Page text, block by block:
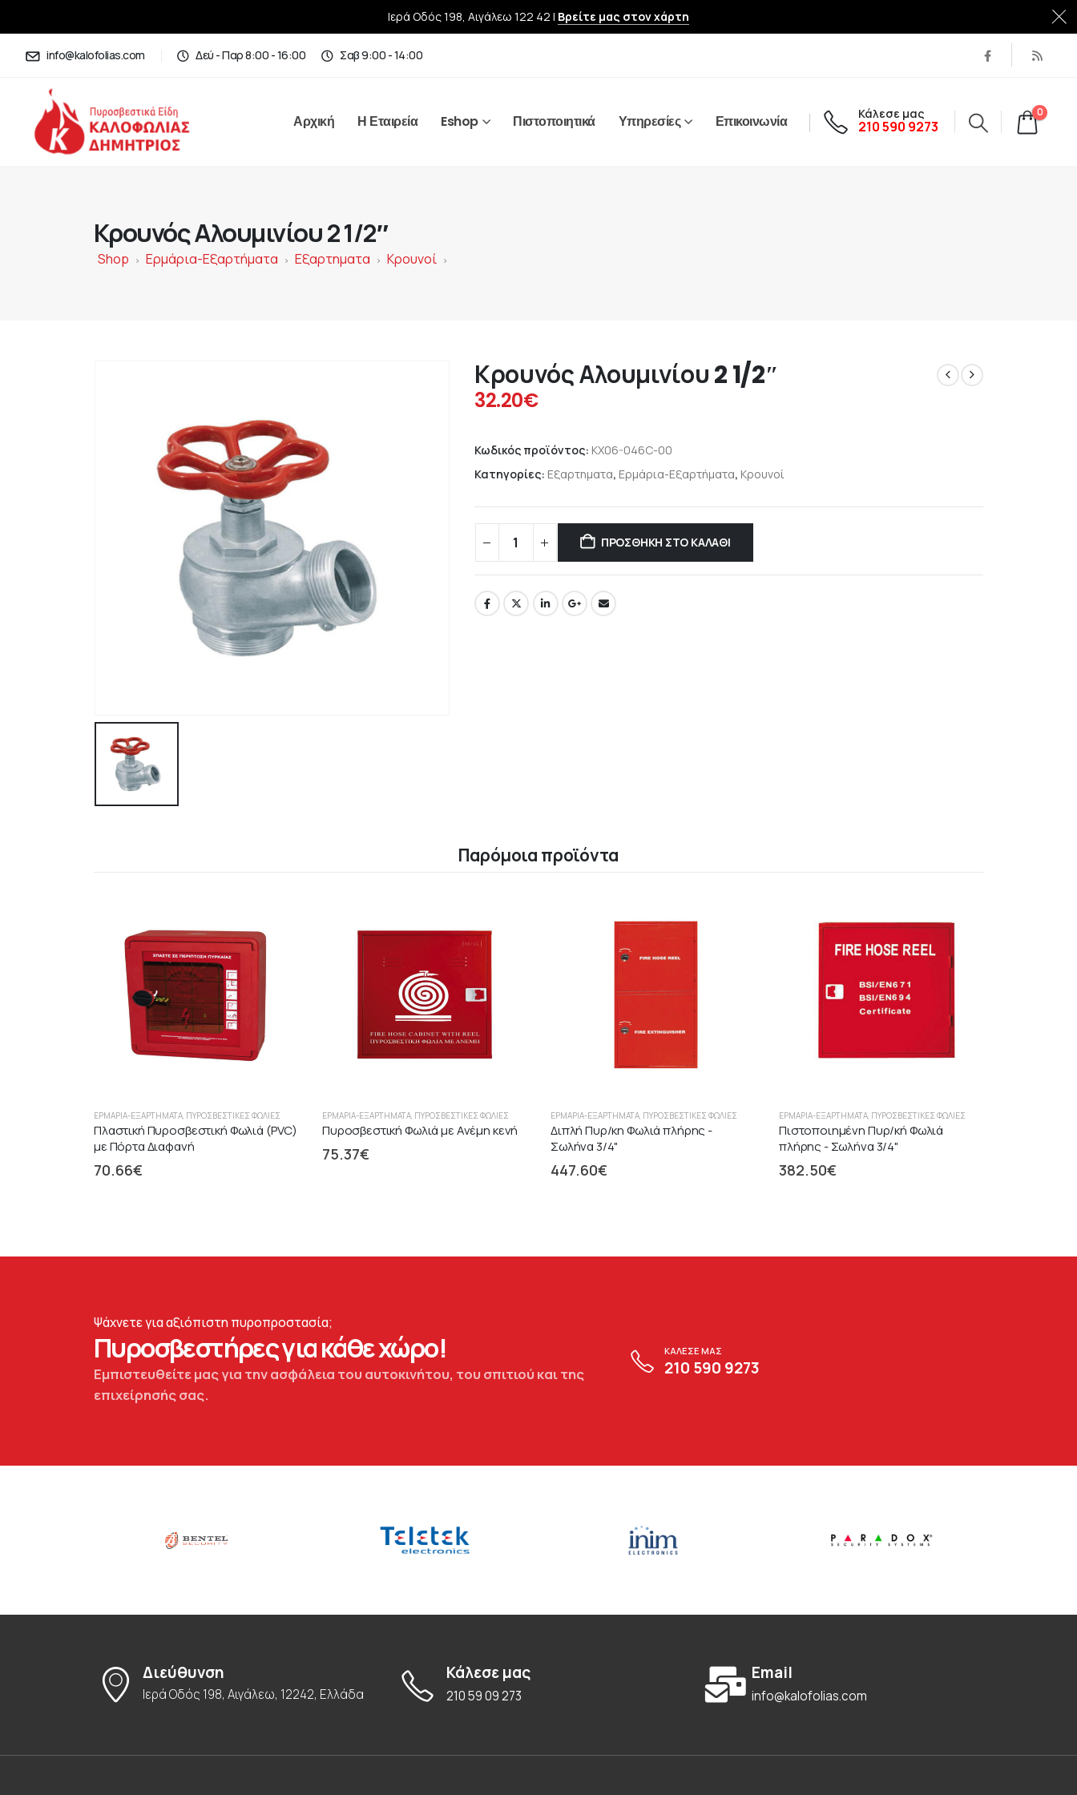
Ιερά Οδός 198, Αιγάλεω 122 42 | Βρείτε μας στον χάρτη
info@kalofolias.com Δεύ - Παρ 8:00 - 16:00 Σαβ 9:00 - 14:00
Αρχική Η Εταιρεία Eshop Πιστοποιητικά Υπηρεσίες Επικοινωνία Κάλεσε μας
210 590 9273
0
Κρουνός Αλουμινίου 2 1/2″
Shop > Ερμάρια-Εξαρτήματα > Εξαρτηματα > Κρουνοί >
Κρουνός Αλουμινίου 2 1/2″
32.20€
Κωδικός προϊόντος: KX06-046C-00
Κατηγορίες: Εξαρτηματα, Ερμάρια-Εξαρτήματα, Κρουνοί
ΠΡΟΣΘΉΚΗ ΣΤΟ ΚΑΛΆΘΙ
Παρόμοια προϊόντα
ΕΡΜΆΡΙΑ-ΕΞΑΡΤΉΜΑΤΑ ΠΥΡΟΣΒΕΣΤΙΚΈΣ ΦΩΛΙΈΣ
Πλαστική Πυροσβεστική Φωλιά (PVC)
με Πόρτα Διαφανή
70.66€
ΕΡΜΆΡΙΑ-ΕΞΑΡΤΉΜΑΤΑ ΠΥΡΟΣΒΕΣΤΙΚΈΣ ΦΩΛΙΈΣ
Πυροσβεστική Φωλιά με Ανέμη κενή
75.37€
ΕΡΜΆΡΙΑ-ΕΞΑΡΤΉΜΑΤΑ ΠΥΡΟΣΒΕΣΤΙΚΈΣ ΦΩΛΙΈΣ
Διπλή Πυρ/κη Φωλιά πλήρης -
Σωλήνα 3/4"
447.60€
ΕΡΜΆΡΙΑ-ΕΞΑΡΤΉΜΑΤΑ ΠΥΡΟΣΒΕΣΤΙΚΈΣ ΦΩΛΙΈΣ
Πιστοποιημένη Πυρ/κή Φωλιά
πλήρης - Σωλήνα 3/4"
382.50€
Ψάχνετε για αξιόπιστη πυροπροστασία;
Πυροσβεστήρες για κάθε χώρο!
Εμπιστευθείτε μας για την ασφάλεια του αυτοκινήτου, του σπιτιού και της
επιχείρησής σας.
ΚΑΛΕΣΕ ΜΑΣ
210 590 9273
Διεύθυνση
Ιερά Οδός 198, Αιγάλεω, 12242, Ελλάδα
Κάλεσε μας
210 59 09 273
Email
info@kalofolias.com